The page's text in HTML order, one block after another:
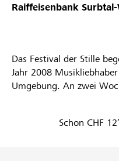
Registrieren
IT
Raiffeisenbank
Das Festival der Stille
Jahr 2008
Umgebung. An zwei
Künstler. Internationale
Schon CHF